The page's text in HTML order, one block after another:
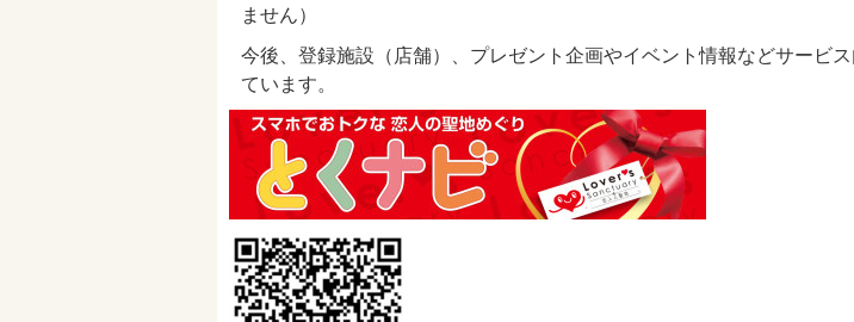
ません）
今後、登録施設（店舗）、プレゼント企画やイベント情報などサービ
ています。